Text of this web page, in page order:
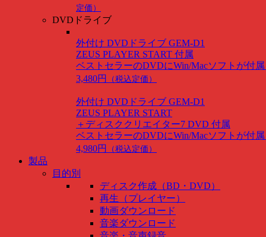
定価）
DVDドライブ
外付け DVDドライブ GEM-D1
ZEUS PLAYER START 付属
ベストセラーのDVDにWin/Macソフトが付
3,480円
（税込定価）
外付け DVDドライブ GEM-D1
ZEUS PLAYER START
＋ディスククリエイター7 DVD 付属
ベストセラーのDVDにWin/Macソフトが付
4,980円
（税込定価）
製品
目的別
ディスク作成（BD・DVD）
再生（プレイヤー）
動画ダウンロード
音楽ダウンロード